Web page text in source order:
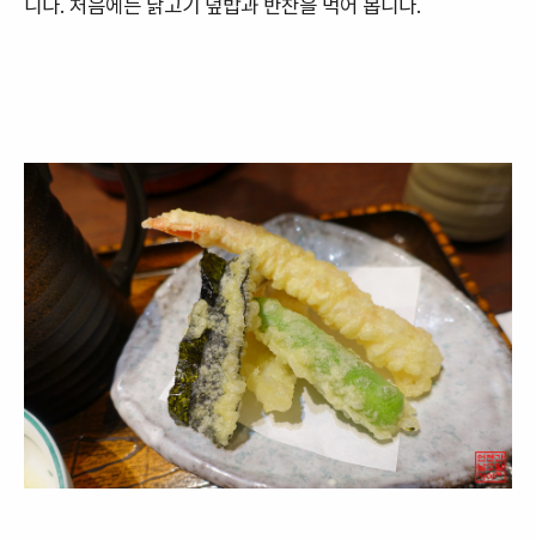
니다. 처음에는 닭고기 덮밥과 반찬을 먹어 봅니다.